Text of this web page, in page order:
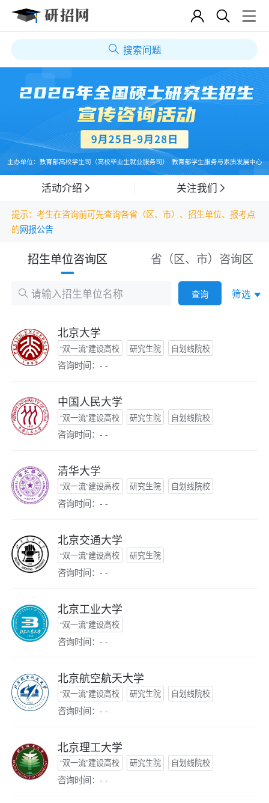
搜索问题
活动介绍 关注我们
提示：考生在咨询前可先查询各省（区、市）、招生单位、报考点
的网报公告
招生单位咨询区 省（区、市）咨询区
查询 筛选
北京大学
“双一流”建设高校 研究生院 自划线院校
咨询时间：- -
中国人民大学
“双一流”建设高校 研究生院 自划线院校
咨询时间：- -
清华大学
“双一流”建设高校 研究生院 自划线院校
咨询时间：- -
北京交通大学
“双一流”建设高校 研究生院
咨询时间：- -
北京工业大学
“双一流”建设高校
咨询时间：- -
北京航空航天大学
“双一流”建设高校 研究生院 自划线院校
咨询时间：- -
北京理工大学
“双一流”建设高校 研究生院 自划线院校
咨询时间：- -